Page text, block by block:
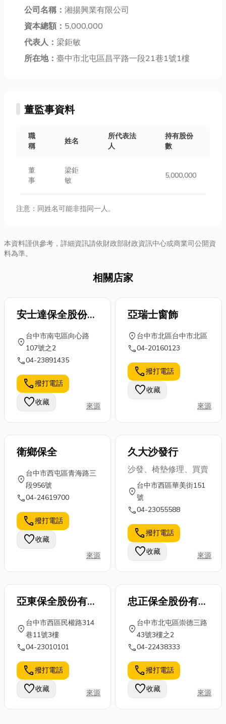
公司名稱： 湘揚興業有限公司
資本總額： 5,000,000
代表人： 梁鉅敏
所在地： 臺中市北屯區昌平路一段21巷1號1樓
董監事資料
職
稱
姓名
所代表法
人
持有股份
數
董
事
梁鉅
敏
5,000,000
注意：同姓名可能非指同一人。
本資料謹供參考，詳細資訊請依財政部財政資訊中心或商業司公開資
料為準。
相關店家
安士達保全股份有
限公司
location_on
台中市南屯區向心路
107號之2
call04-23891435
call撥打電話
favorite收藏 來源
亞瑞士窗飾
location_on 台中市北區台中市北區
call04-20160123
call撥打電話
favorite收藏
來源
衛鄉保全
location_on
台中市西屯區青海路三
段956號
call04-24619700
call撥打電話
favorite收藏
來源
久大沙發行
沙發、椅墊修理、買賣
location_on
台中市西區華美街151
號
call04-23055588
call撥打電話
favorite收藏 來源
亞東保全股份有限
公司
location_on
台中市西區民權路314
巷11號3樓
call04-23010101
call撥打電話
favorite收藏 來源
忠正保全股份有限
公司
location_on
台中市北屯區崇德三路
43號3樓之2
call04-22438333
call撥打電話
favorite收藏 來源